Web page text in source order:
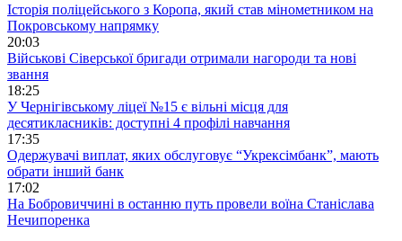
Історія поліцейського з Коропа, який став мінометником на
Покровському напрямку
20:03
Військові Сіверської бригади отримали нагороди та нові
звання
18:25
У Чернігівському ліцеї №15 є вільні місця для
десятикласників: доступні 4 профілі навчання
17:35
Одержувачі виплат, яких обслуговує “Укрексімбанк”, мають
обрати інший банк
17:02
На Бобровиччині в останню путь провели воїна Станіслава
Нечипоренка